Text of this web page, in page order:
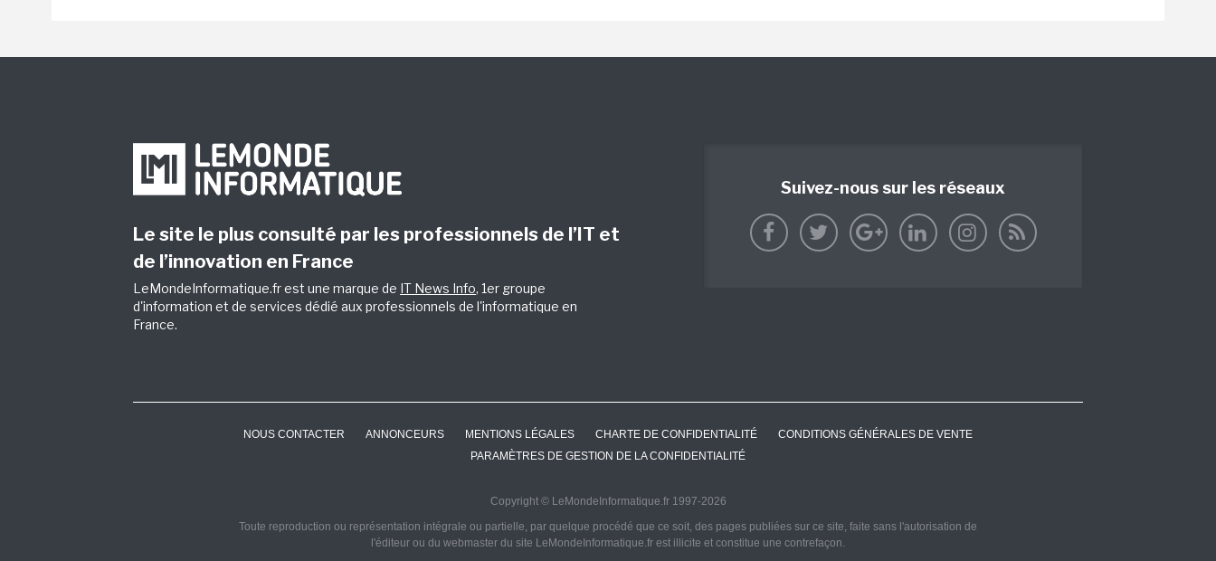
Le site le plus consulté par les professionnels de l’IT et
de l’innovation en France
LeMondeInformatique.fr est une marque de IT News Info, 1er groupe
d'information et de services dédié aux professionnels de l'informatique en
France.
Suivez-nous sur les réseaux
NOUS CONTACTER ANNONCEURS MENTIONS LÉGALES CHARTE DE CONFIDENTIALITÉ
CONDITIONS GÉNÉRALES DE VENTE
PARAMÈTRES DE GESTION DE LA CONFIDENTIALITÉ
Copyright © LeMondeInformatique.fr 1997-2026
Toute reproduction ou représentation intégrale ou partielle, par quelque procédé que ce soit, des pages publiées sur ce site, faite sans l'autorisation de
l'éditeur ou du webmaster du site LeMondeInformatique.fr est illicite et constitue une contrefaçon.